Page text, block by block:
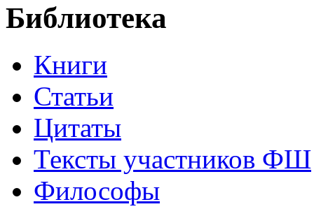
Библиотека
Книги
Статьи
Цитаты
Тексты участников ФШ
Философы